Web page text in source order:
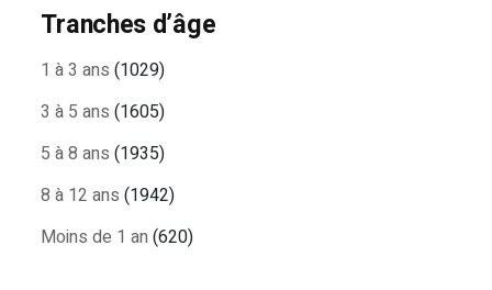
Tranches d’âge
1 à 3 ans (1029)
3 à 5 ans (1605)
5 à 8 ans (1935)
8 à 12 ans (1942)
Moins de 1 an (620)